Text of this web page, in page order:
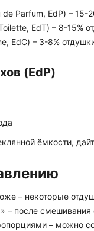
Parfum, EdP) – 15-
EdT) – 8-15%
EdC) – 3-8%
(EdP)
ёмкости,
– некоторые
– после
– можно